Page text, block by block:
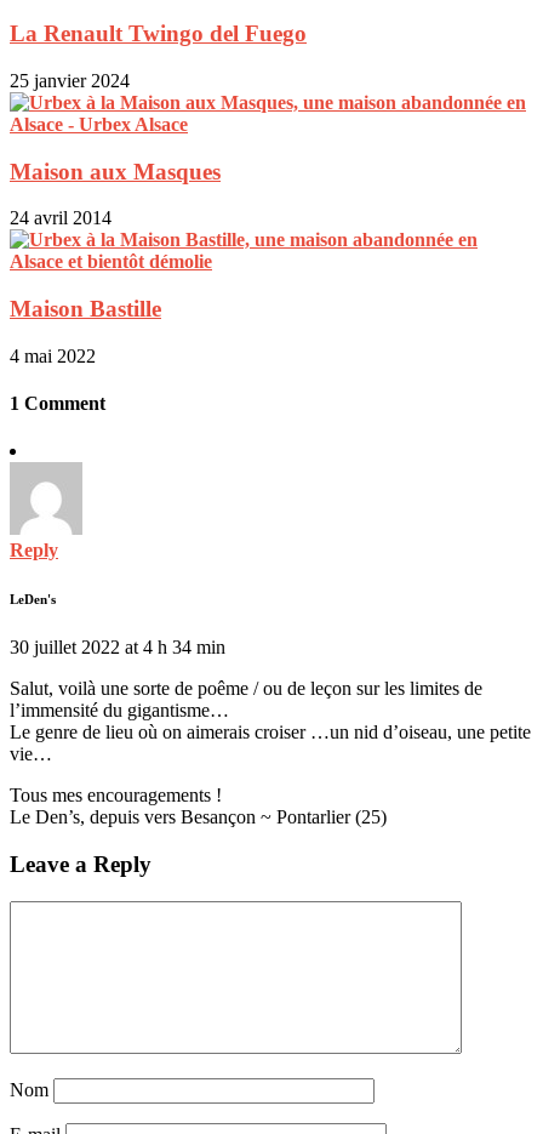
La Renault Twingo del Fuego
25 janvier 2024
Maison aux Masques
24 avril 2014
Maison Bastille
4 mai 2022
1 Comment
Reply
LeDen's
30 juillet 2022 at 4 h 34 min
Salut, voilà une sorte de poême / ou de leçon sur les limites de
l’immensité du gigantisme…
Le genre de lieu où on aimerais croiser …un nid d’oiseau, une petite
vie…
Tous mes encouragements !
Le Den’s, depuis vers Besançon ~ Pontarlier (25)
Leave a Reply
Nom